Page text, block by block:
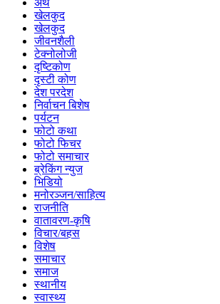
खेलकुद
खेलकुद
जीवनशैली
टेक्नोलोजी
दृष्टिकोण
दृस्टी कोण
देश परदेश
निर्वाचन बिशेष
पर्यटन
फोटो कथा
फोटो फिचर
फोटो समाचार
ब्रेकिंग न्युज
भिडियो
मनोरञ्जन/साहित्य
राजनीति
वातावरण-कृषि
विचार/बहस
विशेष
समाचार
समाज
स्थानीय
स्वास्थ्य